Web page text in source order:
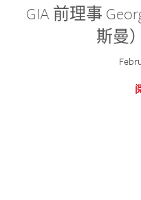
GIA 前理事
斯曼